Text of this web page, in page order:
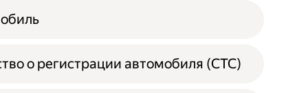
о регистрации автомобиля (СТС)